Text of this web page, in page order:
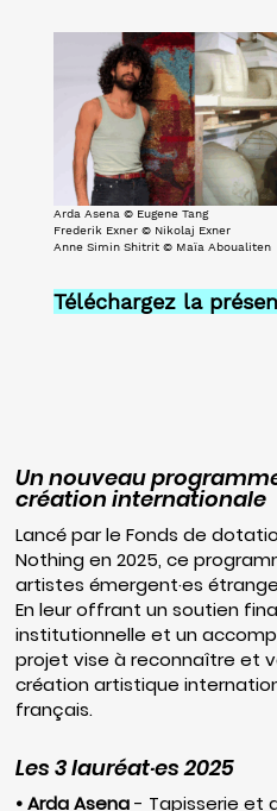
Arda Asena © Eugene Tang
Frederik Exner © Nikolaj Exner
Anne Simin Shitrit © Maïa Aboualiten
Téléchargez la
Un nouveau
création internationale
Lancé par le Fonds de
Nothing en 2025, ce
artistes émergent·es
En leur offrant un soutien
institutionnelle et un
projet vise à reconnaître et
création artistique
français.
Les 3 lauréat·es 2025
• Arda Asena- Tapisserie et